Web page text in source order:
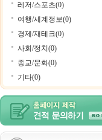
레저/스포츠(0)
여행/세계정보(0)
경제/재테크(0)
사회/정치(0)
종교/문화(0)
기타(0)